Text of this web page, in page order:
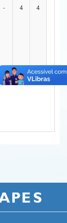
- 4 4